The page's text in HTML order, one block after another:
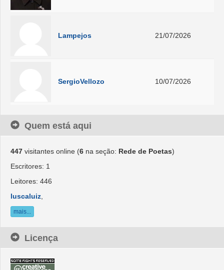
Lampejos 21/07/2026
SergioVellozo 10/07/2026
Quem está aqui
447 visitantes online (6 na seção: Rede de Poetas)
Escritores: 1
Leitores: 446
luscaluiz
mais...
Licença